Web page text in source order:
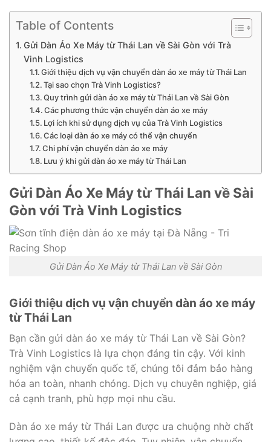
Table of Contents
Gửi Dàn Áo Xe Máy từ Thái Lan về Sài Gòn với Trà
Vinh Logistics
Giới thiệu dịch vụ vận chuyển dàn áo xe máy từ Thái Lan
Tại sao chọn Trà Vinh Logistics?
Quy trình gửi dàn áo xe máy từ Thái Lan về Sài Gòn
Các phương thức vận chuyển dàn áo xe máy
Lợi ích khi sử dụng dịch vụ của Trà Vinh Logistics
Các loại dàn áo xe máy có thể vận chuyển
Chi phí vận chuyển dàn áo xe máy
Lưu ý khi gửi dàn áo xe máy từ Thái Lan
Gửi Dàn Áo Xe Máy từ Thái Lan về Sài
Gòn với Trà Vinh Logistics
Gửi Dàn Áo Xe Máy từ Thái Lan về Sài Gòn
Giới thiệu dịch vụ vận chuyển dàn áo xe máy
từ Thái Lan
Bạn cần gửi dàn áo xe máy từ Thái Lan về Sài Gòn?
Trà Vinh Logistics là lựa chọn đáng tin cậy. Với kinh
nghiệm vận chuyển quốc tế, chúng tôi đảm bảo hàng
hóa an toàn, nhanh chóng. Dịch vụ chuyên nghiệp, giá
cả cạnh tranh, phù hợp mọi nhu cầu.
Dàn áo xe máy từ Thái Lan được ưa chuộng nhờ chất